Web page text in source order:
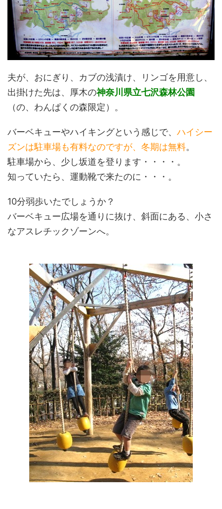
夫が、おにぎり、カブの浅漬け、リンゴを用意し、
出掛けた先は、厚木の神奈川県立七沢森林公園
（の、わんぱくの森限定）。
バーベキューやハイキングという感じで、 ハイシー
ズンは駐車場も有料なのですが、冬期は無料。
駐車場から、少し坂道を登ります・・・・。
知っていたら、運動靴で来たのに・・・。
10分弱歩いたでしょうか？
バーベキュー広場を通りに抜け、斜面にある、小さ
なアスレチックゾーンへ。